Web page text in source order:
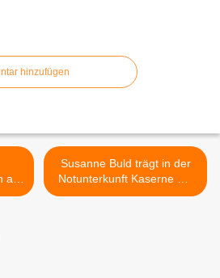
hinzufügen
Susanne Buld trägt in der
Notunterkunft Kaserne mit
Konzerten zur